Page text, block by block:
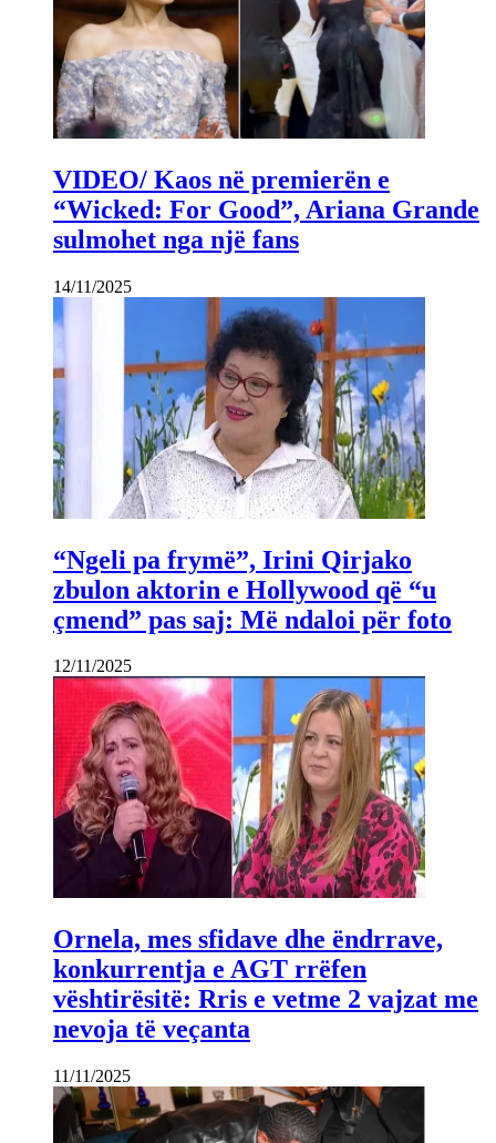
VIDEO/ Kaos në premierën e
“Wicked: For Good”, Ariana Grande
sulmohet nga një fans
14/11/2025
“Ngeli pa frymë”, Irini Qirjako
zbulon aktorin e Hollywood që “u
çmend” pas saj: Më ndaloi për foto
12/11/2025
Ornela, mes sfidave dhe ëndrrave,
konkurrentja e AGT rrëfen
vështirësitë: Rris e vetme 2 vajzat me
nevoja të veçanta
11/11/2025